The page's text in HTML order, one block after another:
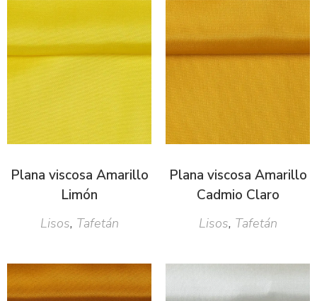
Plana viscosa Amarillo
Limón
Lisos, Tafetán
Plana viscosa Amarillo
Cadmio Claro
Lisos, Tafetán